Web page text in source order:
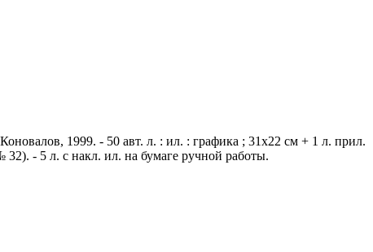
1999. - 50 авт. л. : ил. : графика ; 31х22 см + 1 л. прил.
- 5 л. с накл. ил. на бумаге ручной работы.